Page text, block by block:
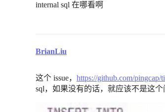
internal sql 在哪看啊
BrianLiu
这个 issue， https://github.com/
sql，如果没有的话，就应该不是这个